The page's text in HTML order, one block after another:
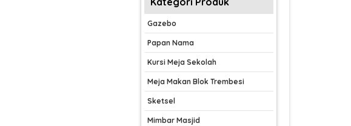
Gazebo
Papan Nama
Kursi Meja Sekolah
Meja Makan Blok Trembesi
Sketsel
Mimbar Masjid